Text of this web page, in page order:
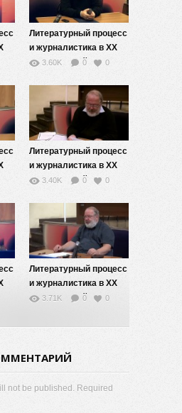
9
Литературный процесс
и журналистика в ХХ
веке: русский опыт — 7
3.60K 0 0
6
Литературный процесс
и журналистика в ХХ
веке: русский опыт — 5
3.40K 0 0
4
Литературный процесс
и журналистика в ХХ
веке: русский опыт — 3
3.71K 0 0
not be published. Required